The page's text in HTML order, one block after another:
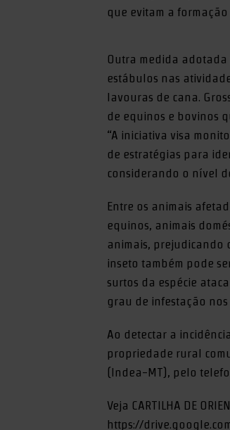
que evitam a
Outra medida
estábulos nas
lavouras de cana.
de equinos e bovinos
“A iniciativa visa
de estratégias para
considerando o nível
Entre os animais
equinos, animais
animais, prejudicando
inseto também pode
surtos da espécie
grau de infestação nos
Ao detectar a
propriedade rural
(Indea-MT), pelo
Veja CARTILHA DE
https://